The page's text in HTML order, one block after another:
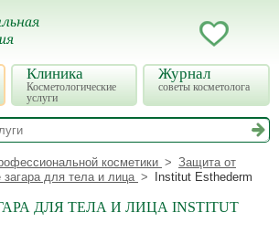
Клиника
Косметологические
услуги
Журнал
советы косметолога
косметики
Защита от
для тела и лица Institut Esthederm
ДЛЯ ТЕЛА И ЛИЦА INSTITUT